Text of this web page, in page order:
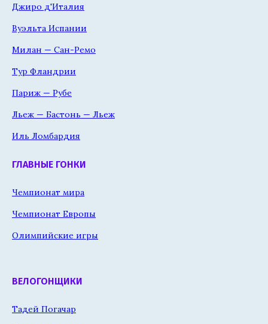
Джиро д'Италия
Вуэльта Испании
Милан — Сан-Ремо
Тур Фландрии
Париж — Рубе
Льеж — Бастонь — Льеж
Иль Ломбардия
ГЛАВНЫЕ ГОНКИ
Чемпионат мира
Чемпионат Европы
Олимпийские игры
ВЕЛОГОНЩИКИ
Тадей Погачар